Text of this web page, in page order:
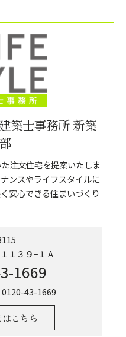
築士事務所 新築
注文住宅を提案いたしま
ンスやライフスタイルに
安心できる住まいづくり
１３９−１ A
1669
43-1669
こちら